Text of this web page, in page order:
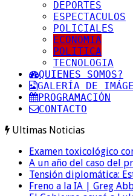
DEPORTES
ESPECTACULOS
POLICIALES
ECONOMIA
POLITICA
TECNOLOGIA
QUIENES SOMOS?
GALERÍA DE
PROGRAMACIÓN
CONTACTO
Ultimas Noticias
Examen toxicológico
A un año del caso del
Tensión diplomática:
Freno a la IA | Greg